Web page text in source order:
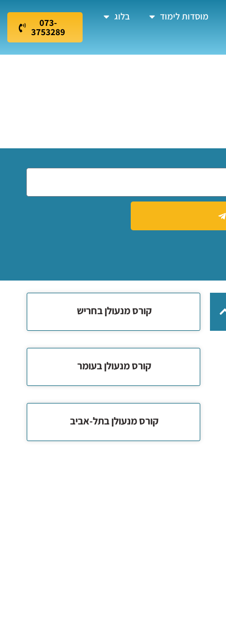
מוסדות לימוד
בלוג
073-
3753289
קורס מנעולן בחריש
קורס מנעולן בעומר
קורס מנעולן בתל-אביב